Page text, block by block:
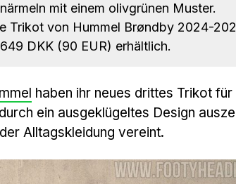
mit einem olivgrünen Muster.
Trikot von Hummel Brøndby 2024-
DKK (90 EUR) erhältlich.
haben ihr neues drittes Trikot für
ein ausgeklügeltes Design
Alltagskleidung vereint.